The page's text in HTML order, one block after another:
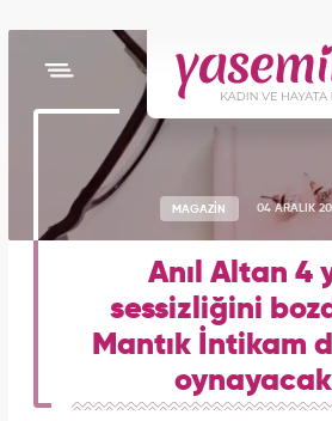
MAGAZİN 04 ARALIK
Anıl Altan 4
sessizliğini
Mantık İntikam